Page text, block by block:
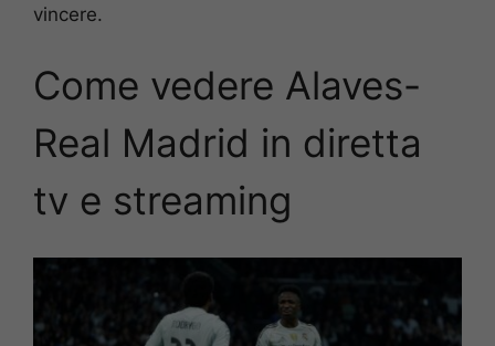
vincere.
Come vedere Alaves-
Real Madrid in diretta
tv e streaming